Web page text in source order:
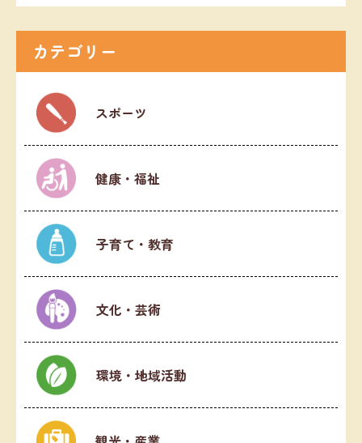
カテゴリー
スポーツ
健康・福祉
子育て・教育
文化・芸術
環境・地域活動